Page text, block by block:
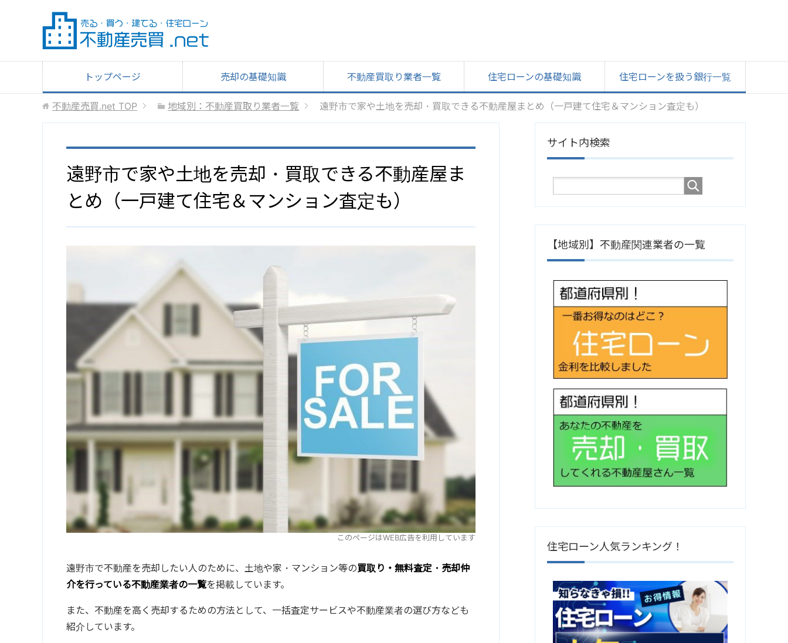
トップページ 売却の基礎知識 不動産買取り業者一覧 住宅ローンの基礎知識 住宅ローンを扱う銀行一覧
不動産売買.net TOP 地域別：不動産買取り業者一覧 遠野市で家や土地を売却・買取できる不動産屋まとめ（一戸建て住宅＆マンション査定も）
遠野市で家や土地を売却・買取できる不動産屋ま
とめ（一戸建て住宅＆マンション査定も）
このページはWEB広告を利用しています
遠野市で不動産を売却したい人のために、土地や家・マンション等の買取り・無料査定・売却仲
介を行っている不動産業者の一覧を掲載しています。
また、不動産を高く売却するための方法として、一括査定サービスや不動産業者の選び方なども
紹介しています。
サイト内検索
【地域別】不動産関連業者の一覧
住宅ローン人気ランキング！